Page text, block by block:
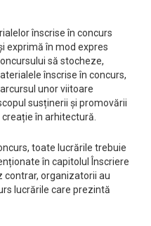
înscrise în concurs
exprimă în mod expres
să stocheze,
înscrise în concurs,
unor viitoare
susținerii și promovării
creație în arhitectură.
toate lucrările trebuie
în capitolul Înscriere
contrar, organizatorii au
lucrările care prezintă